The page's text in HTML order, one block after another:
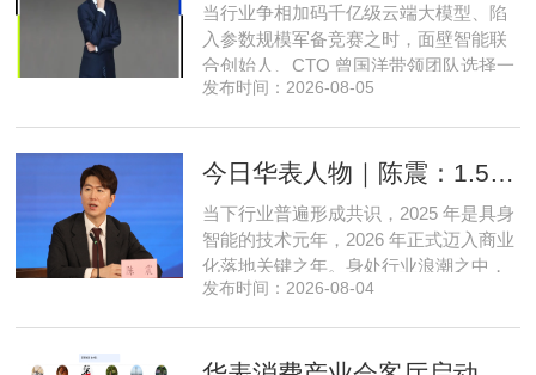
立足本地需求顺势迭代，方能穿
当行业争相加码千亿级云端大模型、陷
入参数规模军备竞赛之时，面壁智能联
合创始人、CTO 曾国洋带领团队选择一
条小众赛道：深耕端侧轻量化大模型，
的技术深耕与严谨的工程思维，走出国
布局中，自然流畅的全模态
发布时间：2026-08-05
当下行业普遍形成共识，2025 年是具身
智能的技术元年，2026 年正式迈入商业
化落地关键之年。身处行业浪潮之中，
享刻智能创始人、CEO 陈震表示，当前
长久，这也是享刻智能自创立之初便坚
发布时间：2026-08-04